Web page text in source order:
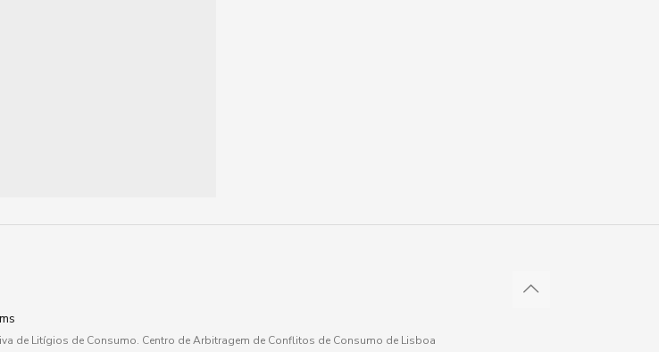
de Litígios de Consumo. Centro de Arbitragem de Conflitos de Consumo de Lisboa